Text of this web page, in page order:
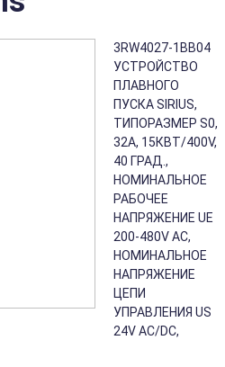
3RW4027-1BB04
УСТРОЙСТВО
ПЛАВНОГО
ПУСКА SIRIUS,
ТИПОРАЗМЕР S0,
32A, 15КВТ/400V,
40 ГРАД.,
НОМИНАЛЬНОЕ
РАБОЧЕЕ
НАПРЯЖЕНИЕ UE
200-480V AC,
НОМИНАЛЬНОЕ
НАПРЯЖЕНИЕ
ЦЕПИ
УПРАВЛЕНИЯ US
24V AC/DC,